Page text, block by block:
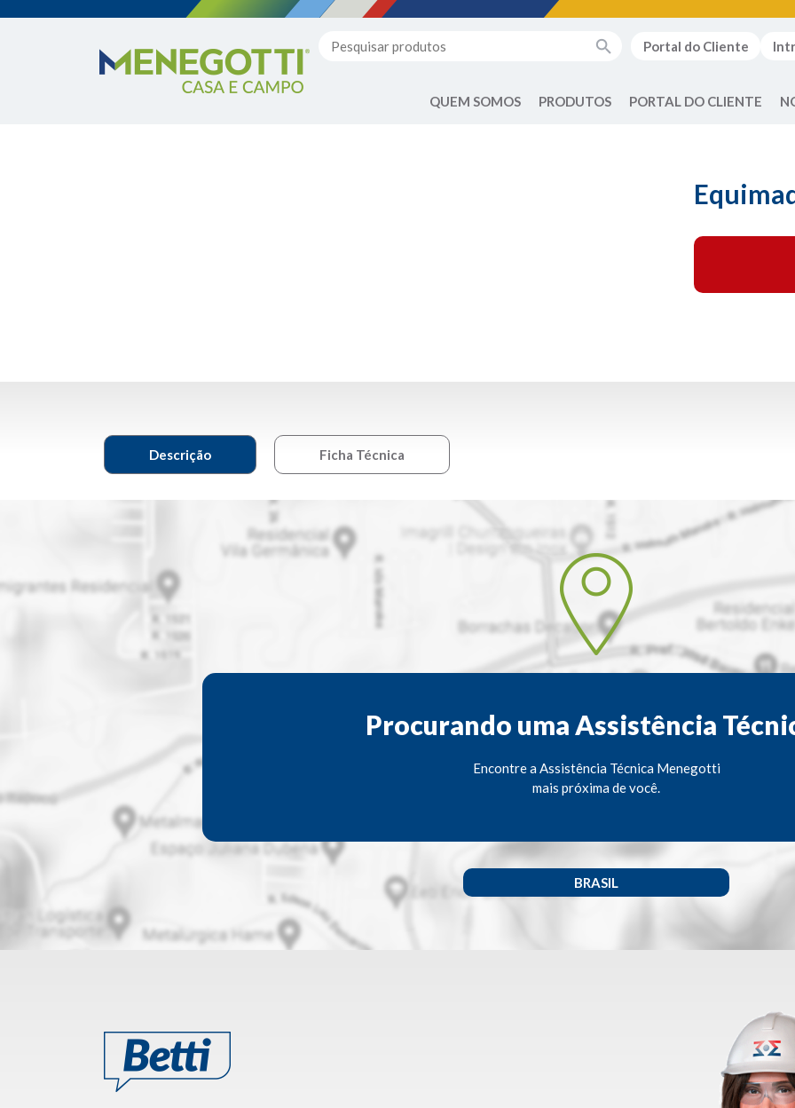
Portal do Cliente
QUEM SOMOS PRODUTOS PORTAL DO CLIENTE
Descrição Ficha Técnica
Procurando uma Assistência
Encontre a Assistência Técnica Menegotti
mais próxima de você.
BRASIL